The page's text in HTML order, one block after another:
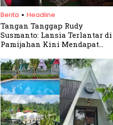
Berita . Headline
Tangan Tanggap Rudy
Susmanto: Lansia Terlantar di
Pamijahan Kini Mendapat